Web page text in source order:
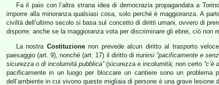
Fa il paio con l’altra strana idea di democrazia propagandata a
imporre alla minoranza qualsiasi cosa, solo perché è maggioranza. A
civiltà dell’ultimo secolo si basa sul concetto di diritti umani, ovvero di
disporre: anche se la maggioranza vota per discriminare gli ebrei, ciò non
La nostra Costituzionenon prevede alcun diritto al trasporto
paesaggio (art. 9), nonché (art. 17) il diritto di riunirsi “pacificamente e
sicurezza o di incolumità pubblica”(sicurezza e incolumità; non certo “c’è
pacificamente in un luogo per bloccare un cantiere sono un problema
dell’ambiente in cui vivono queste migliaia di persone è una grave